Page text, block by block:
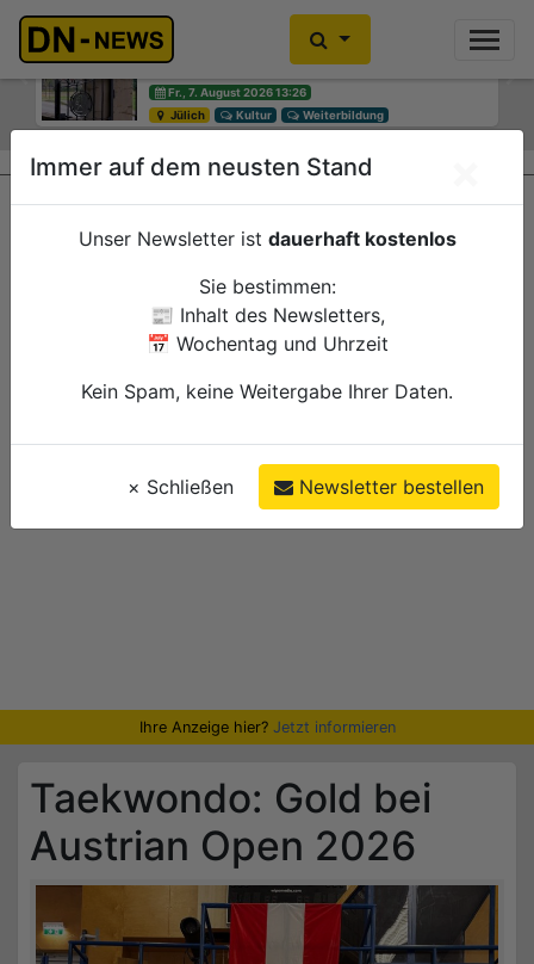
Diskussionen um Villa Buth:
Erinnerungsort oder Abriss?
Fr., 7. August 2026 13:26
Jülich
Kultur Weiterbildung
Einbrecher im Kleiderschrank
gefunden
Fr., 7. August 2026 10:30
Düren
Polizei
Previous
Ihre Anzeige hier? Jetzt informieren
Taekwondo: Gold bei
Austrian Open 2026
Immer auf dem neusten Stand
Unser Newsletter ist dauerhaft kostenlos
Sie bestimmen:
📰 Inhalt des Newsletters,
📅 Wochentag und Uhrzeit
Kein Spam, keine Weitergabe Ihrer Daten.
× Schließen Newsletter bestellen